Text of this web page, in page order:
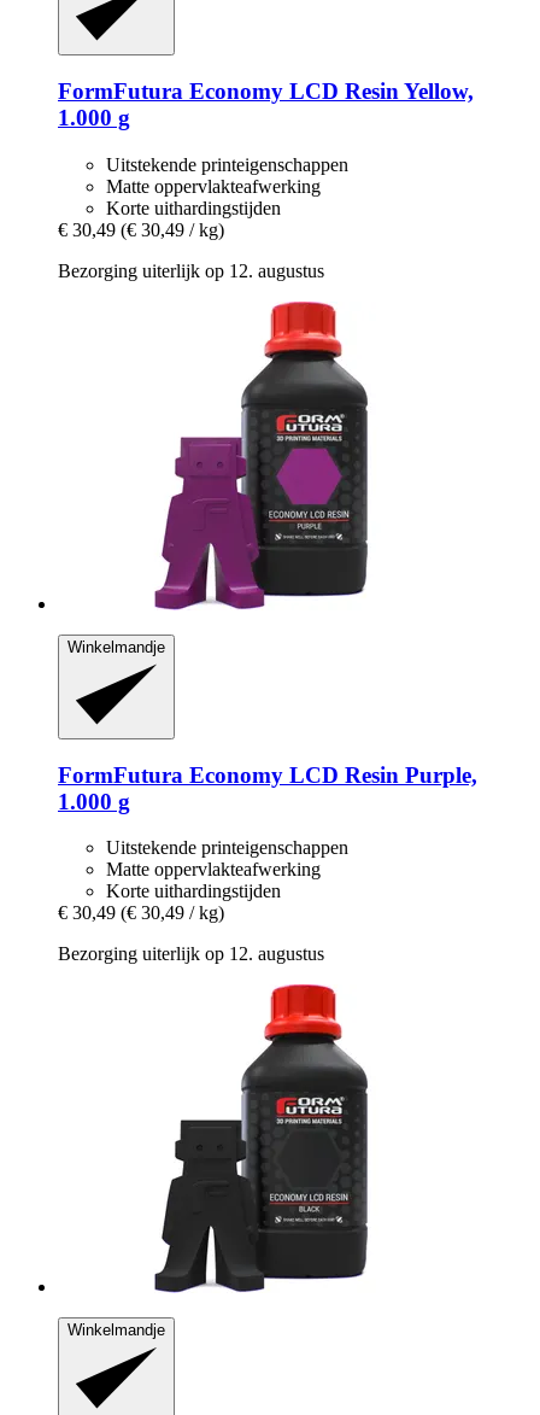
FormFutura Economy LCD Resin Yellow,
1.000 g
Uitstekende printeigenschappen
Matte oppervlakteafwerking
Korte uithardingstijden
€ 30,49 (€ 30,49 / kg)
Bezorging uiterlijk op 12. augustus
Winkelmandje
FormFutura Economy LCD Resin Purple,
1.000 g
Uitstekende printeigenschappen
Matte oppervlakteafwerking
Korte uithardingstijden
€ 30,49 (€ 30,49 / kg)
Bezorging uiterlijk op 12. augustus
Winkelmandje